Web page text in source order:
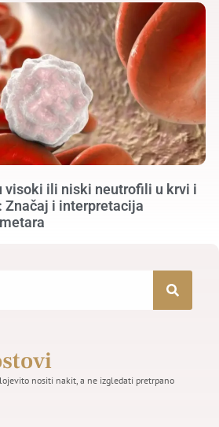
visoki ili niski neutrofili u krvi i
Značaj i interpretacija
nositi nakit, a ne izgledati pretrpano